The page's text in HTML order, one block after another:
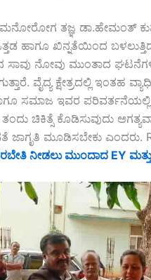
ಮನೋರೋಗ ತಜ್ಞ ಡಾ.ಹೇಮಂತ್
ಹಾಗೂ ಖಿನ್ನತೆಯಿಂದ
ಸಾವು ನೋವು ಮುಂತಾದ
ವೈದ್ಯ ಕ್ಷೇತ್ರದಲ್ಲಿ ಇಂತಹ
ಸಮಾಜ ಇವರ ಪರಿವರ್ತನೆಯಲ್ಲಿ
ಚಿಕಿತ್ಸೆ ಕೊಡಿಸುವುದು
ಜಾಗೃತಿ ಮೂಡಿಸಬೇಕು ಎಂದರು.
ನೀಡಲು ಮುಂದಾದ EY ಮತ್ತು